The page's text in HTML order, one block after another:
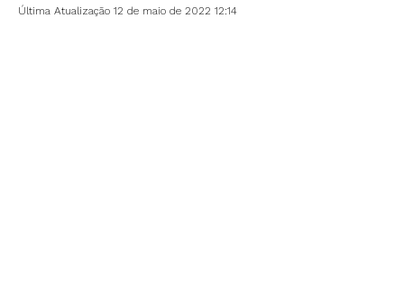
Última Atualização 12 de maio de 2022 12:14